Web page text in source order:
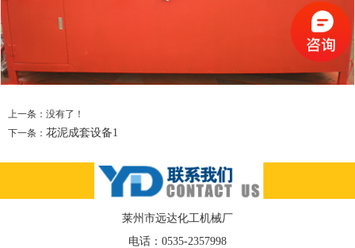
上一条：没有了！
下一条： 花泥成套设备1
莱州市远达化工机械厂
电话： 0535-2357998